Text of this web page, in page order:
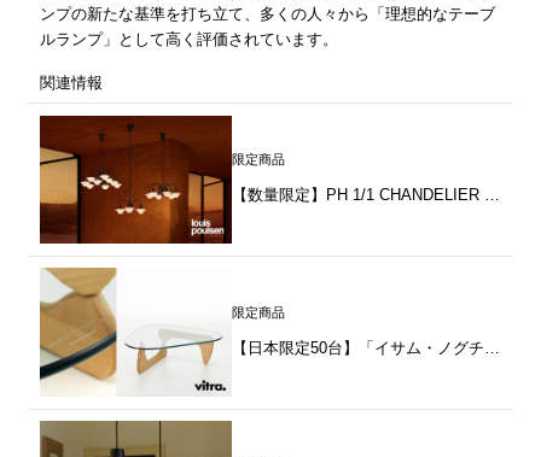
ンプの新たな基準を打ち立て、多くの人々から「理想的なテーブ
ルランプ」として高く評価されています。
関連情報
限定商品
【数量限定】PH 1/1 CHANDELIER CENTENARY EDITION by Louis Poulsen（ルイスポールセン）
限定商品
【日本限定50台】「イサム・ノグチコーヒーテーブル オーク」発売のお知らせ